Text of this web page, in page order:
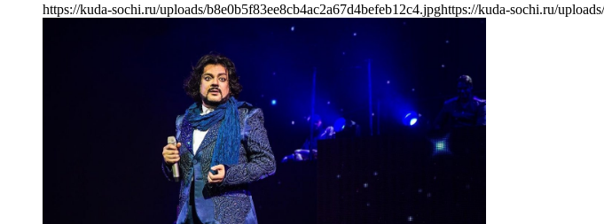
https://kuda-sochi.ru/uploads/b8e0b5f83ee8cb4ac2a67d4befeb12c4.jpghttps://kuda-sochi.ru/